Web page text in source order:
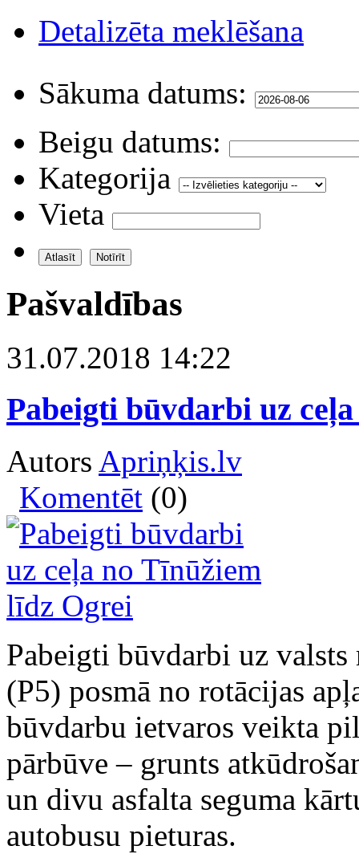
Detalizēta meklēšana
Sākuma datums:
Beigu datums:
Kategorija
Vieta
Pašvaldības
31.07.2018 14:22
Pabeigti būvdarbi uz
Autors Apriņķis.lv
Komentēt (0)
Pabeigti būvdarbi uz
(P5) posmā no rotācijas
būvdarbu ietvaros veikta
pārbūve – grunts
un divu asfalta seguma
autobusu pieturas.